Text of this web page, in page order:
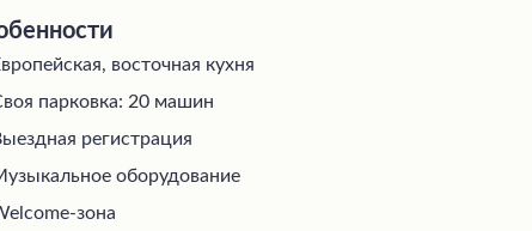
восточная кухня
парковка: 20 машин
регистрация
оборудование
зона